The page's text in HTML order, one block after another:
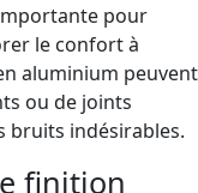
pour
le confort à
aluminium peuvent
ou de joints
bruits indésirables.
finition